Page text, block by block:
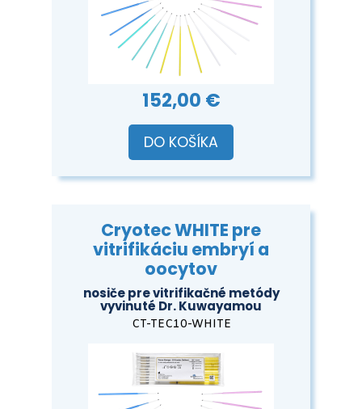
152,00 €
DO KOŠÍKA
Cryotec WHITE pre
vitrifikáciu embryí a
oocytov
nosiče pre vitrifikačné metódy
vyvinuté Dr. Kuwayamou
CT-TEC10-WHITE